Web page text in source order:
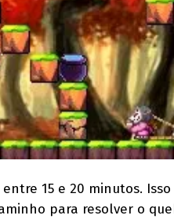
15 e 20 minutos. Isso
para resolver o